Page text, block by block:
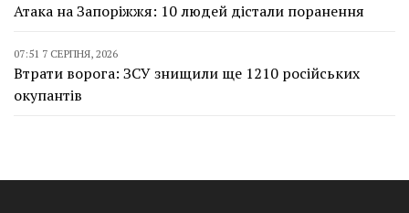
Атака на Запоріжжя: 10 людей дістали поранення
07:51 7 СЕРПНЯ, 2026
Втрати ворога: ЗСУ знищили ще 1210 російських
окупантів